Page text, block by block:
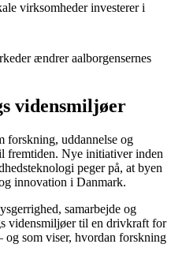
virksomheder investerer i
ændrer aalborgensernes
vidensmiljøer
forskning, uddannelse og
fremtiden. Nye initiativer inden
peger på, at byen
innovation i Danmark.
samarbejde og
vidensmiljøer til en drivkraft for
som viser, hvordan forskning